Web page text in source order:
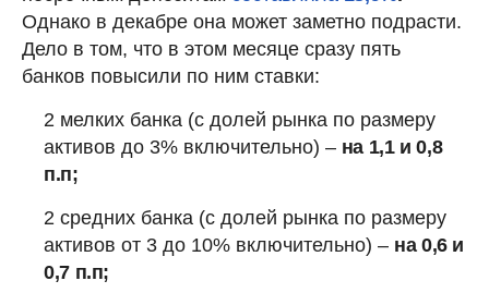
Однако в декабре она может заметно подрасти.
Дело в том, что в этом месяце сразу пять
банков повысили по ним ставки:
2 мелких банка (с долей рынка по размеру
активов до 3% включительно) – на 1,1 и 0,8
п.п;
2 средних банка (с долей рынка по размеру
активов от 3 до 10% включительно) – на 0,6 и
0,7 п.п;